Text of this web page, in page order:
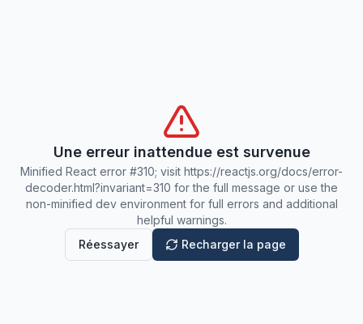
Une erreur inattendue est survenue
Minified React error #310; visit https://reactjs.org/docs/error-
decoder.html?invariant=310 for the full message or use the
non-minified dev environment for full errors and additional
helpful warnings.
Réessayer
Recharger la page